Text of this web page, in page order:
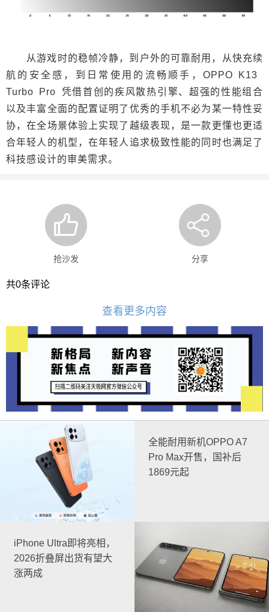
从游戏时的稳帧冷静，到户外的可靠耐用，从快充续
航的安全感，到日常使用的流畅顺手，OPPO K13
Turbo Pro 凭借首创的疾风散热引擎、超强的性能组合
以及丰富全面的配置证明了优秀的手机不必为某一特性妥
协，在全场景体验上实现了越级表现，是一款更懂也更适
合年轻人的机型，在年轻人追求极致性能的同时也满足了
科技感设计的审美需求。
抢沙发 分享
共0条评论
查看更多内容
全能耐用新机OPPO A7
Pro Max开售，国补后
1869元起
iPhone Ultra即将亮相，
2026折叠屏出货有望大
涨两成